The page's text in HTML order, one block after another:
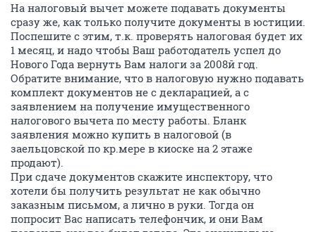
На налоговый вычет можете подавать документы
сразу же, как только получите документы в юстиции.
Поспешите с этим, т.к. проверять налоговая будет их
1 месяц, и надо чтобы Ваш работодатель успел до
Нового Года вернуть Вам налоги за 2008й год.
Обратите внимание, что в налоговую нужно подавать
комплект документов не с декларацией, а с
заявлением на получение имущественного
налогового вычета по месту работы. Бланк
заявления можно купить в налоговой (в
заельцовской по кр.мере в киоске на 2 этаже
продают).
При сдаче документов скажите инспектору, что
хотели бы получить результат не как обычно
заказным письмом, а лично в руки. Тогда он
попросит Вас написать телефончик, и они Вам